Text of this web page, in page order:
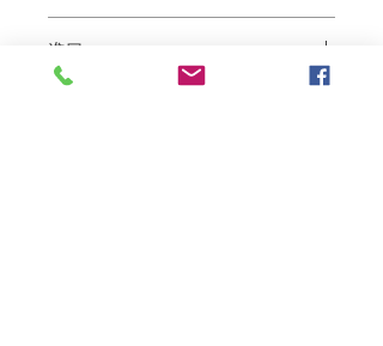
指梳理後用溫水徹底沖洗乾淨。
樂意退款給所有客戶。首先，您需要在收
到我們的產品後的前7天內通過電子郵件
進口
平行進口商品